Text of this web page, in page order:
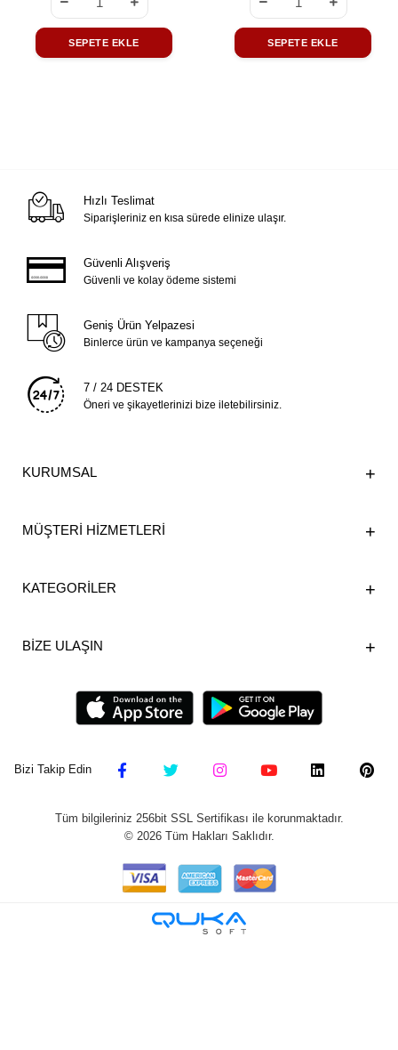
SEPETE EKLE SEPETE EKLE
Hızlı Teslimat
Siparişleriniz en kısa sürede elinize ulaşır.
Güvenli Alışveriş
Güvenli ve kolay ödeme sistemi
Geniş Ürün Yelpazesi
Binlerce ürün ve kampanya seçeneği
7 / 24 DESTEK
Öneri ve şikayetlerinizi bize iletebilirsiniz.
KURUMSAL
MÜŞTERİ HİZMETLERİ
KATEGORİLER
BİZE ULAŞIN
Bizi Takip Edin
Tüm bilgileriniz 256bit SSL Sertifikası ile korunmaktadır.
© 2026Tüm Hakları Saklıdır.